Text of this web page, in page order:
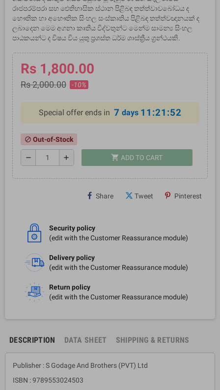
රාජපරම්පරා සහ ඓතිහාසික ස්ථාන පිළිබඳ තත්ත්වාවබෝධය ද
භෞතික හා අභෞතික සිංහල සංස්කෘතිය පිළිබඳ තත්ත්වඥානයක් ද
ලබාදෙන මෙම අගනා කෘතිය විද්වතුන්ට මෙන්ම සාමන්‍ය සිංහල
පාඨකයන්ට ද විෂය විය යුතු ප්‍රශස්ත ධර්ම ශාස්ත්‍රීය ග්‍රන්ථයකි.
Rs 1,800.00
Rs 2,000.00 -10%
Special offer ends in 7 days 11:21:51
block Out-of-Stock
remove add shopping_cart ADD TO CART
Share Tweet Pinterest
Security policy
(edit with the Customer Reassurance module)
Delivery policy
(edit with the Customer Reassurance module)
Return policy
(edit with the Customer Reassurance module)
DESCRIPTION DATA SHEET SHIPPING & RETURNS
Publisher : S Godage And Brothers (PVT) Ltd
ISBN : 9789553024503